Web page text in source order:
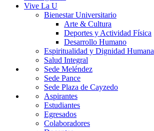
Vive La U
Bienestar Universitario
Arte & Cultura
Deportes y Actividad Física
Desarrollo Humano
Espiritualidad y Dignidad Humana
Salud Integral
Sede Meléndez
Sede Pance
Sede Plaza de Cayzedo
Aspirantes
Estudiantes
Egresados
Colaboradores